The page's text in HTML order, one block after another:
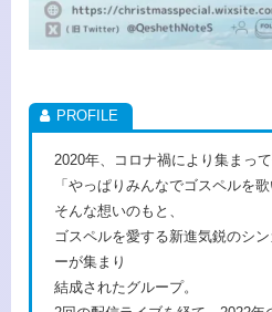
2020年、コロナ禍により集まっ
「やっぱりみんなでゴスペルを
そんな想いのもと、
ゴスペルを愛する新進気鋭のシ
ーが集まり
結成されたグループ。